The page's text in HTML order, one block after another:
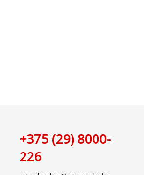
+375 (29) 8000-
226